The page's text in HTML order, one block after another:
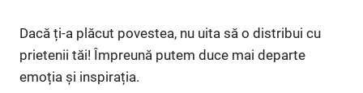
Dacă ți-a plăcut povestea, nu uita să o distribui cu
prietenii tăi! Împreună putem duce mai departe
emoția și inspirația.